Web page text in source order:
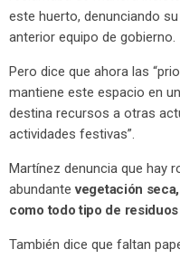
este huerto, denunciando
anterior equipo de gobierno.
Pero dice que ahora las
mantiene este espacio en
destina recursos a otras
actividades festivas”.
Martínez denuncia que hay
abundantevegetación
como todo tipo de
También dice que faltan